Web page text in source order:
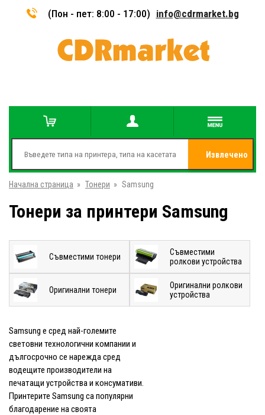
(Пон - пет: 8:00 - 17:00) info@cdrmarket.bg
Извлечено
Начална страница » Тонери » Samsung
Тонери за принтери Samsung
Съвместими тонери
Съвместими
ролкови устройства
Оригинални тонери
Оригинални ролкови
устройства
Samsung е сред най-големите
световни технологични компании и
дългосрочно се нарежда сред
водещите производители на
печатащи устройства и консумативи.
Принтерите Samsung са популярни
благодарение на своята